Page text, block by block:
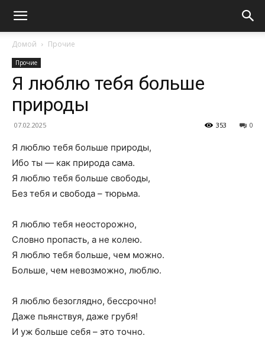
Домой Прочие
Прочие
Я люблю тебя больше
природы
07.02.2025 0
353
Я люблю тебя больше природы,
Ибо ты — как природа сама.
Я люблю тебя больше свободы,
Без тебя и свобода – тюрьма.
Я люблю тебя неосторожно,
Словно пропасть, а не колею.
Я люблю тебя больше, чем можно.
Больше, чем невозможно, люблю.
Я люблю безоглядно, бессрочно!
Даже пьянствуя, даже грубя!
И уж больше себя – это точно.